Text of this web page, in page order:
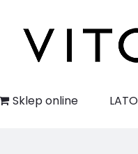
Sklep online